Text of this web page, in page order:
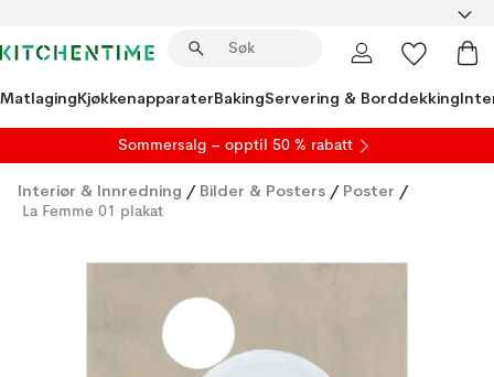
MatlagingKjøkkenapparaterBakingServering & Borddekking
Sommersalg – opptil 50 % rabatt
Interiør & Innredning / Bilder & Posters / Poster /
La Femme 01 plakat